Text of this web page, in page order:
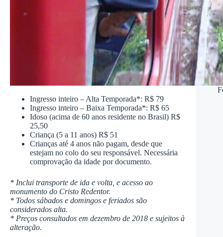
Ingresso inteiro – Alta Temporada*: R$ 79
Ingresso inteiro – Baixa Temporada*: R$ 65
Idoso (acima de 60 anos residente no Brasil) R$
25,50
Criança (5 a 11 anos) R$ 51
Crianças até 4 anos não pagam, desde que
estejam no colo do seu responsável. Necessária
comprovação da idade por documento.
* Inclui transporte de ida e volta, e acesso ao
monumento do Cristo Redentor.
* Todos sábados e domingos e feriados são
considerados alta.
* Preços consultados em dezembro de 2018 e sujeitos à
alteração.